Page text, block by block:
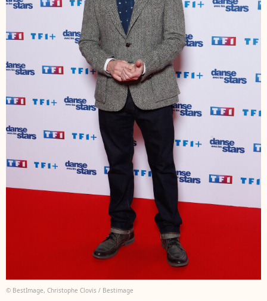
© BestImage, Christophe Clovis / Bestimage